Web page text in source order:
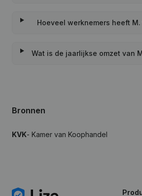
Hoeveel werknemers heeft
Wat is de jaarlijkse omzet van
Bronnen
KVK- Kamer van Koophandel